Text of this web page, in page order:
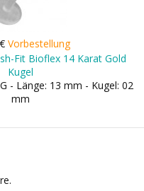
Vorbestellung
Fit Bioflex 14 Karat Gold
Kugel
- Länge: 13 mm - Kugel: 02
mm